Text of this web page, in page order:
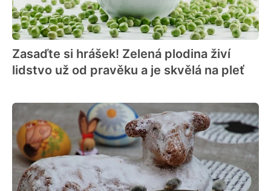
Zasaďte si hrášek! Zelená plodina živí
lidstvo už od pravěku a je skvělá na pleť